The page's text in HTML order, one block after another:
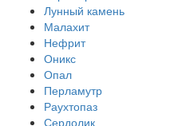
Лунный камень
Малахит
Нефрит
Оникс
Опал
Перламутр
Раухтопаз
Сердолик